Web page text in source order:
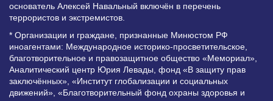
основатель Алексей Навальный включён в перечень
террористов и экстремистов.
* Организации и граждане, признанные Минюстом РФ
иноагентами: Международное историко-просветительское,
благотворительное и правозащитное общество «Мемориал»,
Аналитический центр Юрия Левады, фонд «В защиту прав
заключённых», «Институт глобализации и социальных
движений», «Благотворительный фонд охраны здоровья и